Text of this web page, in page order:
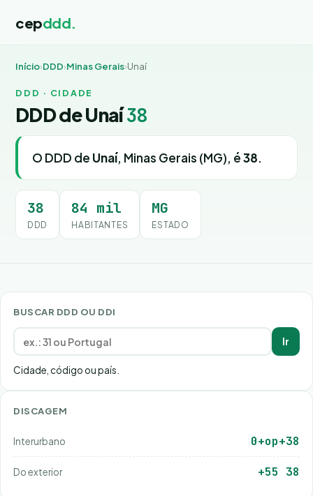
cepddd.
Início›DDD›Minas Gerais›Unaí
DDD · CIDADE
DDD de Unaí38
O DDD de Unaí, Minas Gerais (MG), é38.
38
DDD
84 mil
HABITANTES
MG
ESTADO
BUSCAR DDD OU DDI
Ir
Cidade, código ou país.
DISCAGEM
Interurbano 0+op+38
Do exterior +55 38